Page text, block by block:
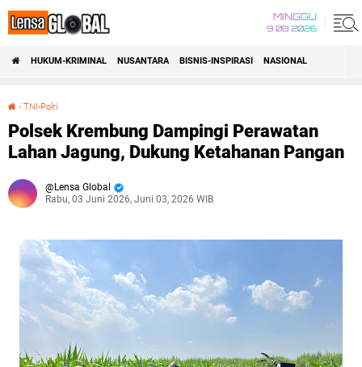
MINGGU
9 08 2026
HUKUM-KRIMINAL NUSANTARA BISNIS-INSPIRASI NASIONAL
› TNI-Polri
Polsek Krembung Dampingi Perawatan
Lahan Jagung, Dukung Ketahanan Pangan
Lensa Global
Rabu, 03 Juni 2026, Juni 03, 2026 WIB